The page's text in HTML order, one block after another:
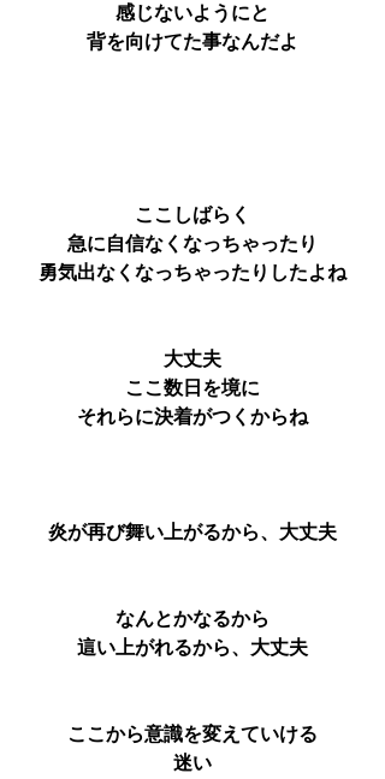
感じないようにと
背を向けてた事なんだよ
ここしばらく
急に自信なくなっちゃったり
勇気出なくなっちゃったりしたよね
大丈夫
ここ数日を境に
それらに決着がつくからね
炎が再び舞い上がるから、大丈夫
なんとかなるから
這い上がれるから、大丈夫
ここから意識を変えていける
迷い